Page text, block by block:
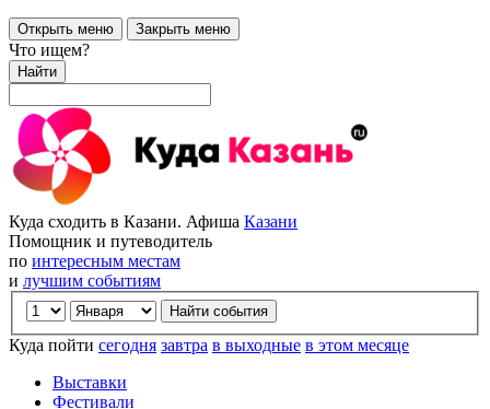
Открыть меню Закрыть меню
Что ищем?
Найти
Куда сходить в Казани. Афиша Казани
Помощник и путеводитель
по интересным местам
и лучшим событиям
Куда пойти сегодня завтра в выходные в этом месяце
Выставки
Фестивали